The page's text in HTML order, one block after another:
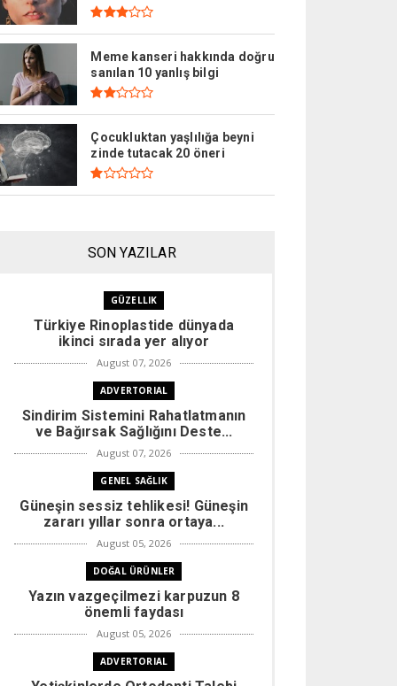
Meme kanseri hakkında doğru
sanılan 10 yanlış bilgi
Çocukluktan yaşlılığa beyni
zinde tutacak 20 öneri
SON YAZILAR
GÜZELLIK
Türkiye Rinoplastide dünyada
ikinci sırada yer alıyor
August 07, 2026
ADVERTORIAL
Sindirim Sistemini Rahatlatmanın
ve Bağırsak Sağlığını Deste...
August 07, 2026
GENEL SAĞLIK
Güneşin sessiz tehlikesi! Güneşin
zararı yıllar sonra ortaya...
August 05, 2026
DOĞAL ÜRÜNLER
Yazın vazgeçilmezi karpuzun 8
önemli faydası
August 05, 2026
ADVERTORIAL